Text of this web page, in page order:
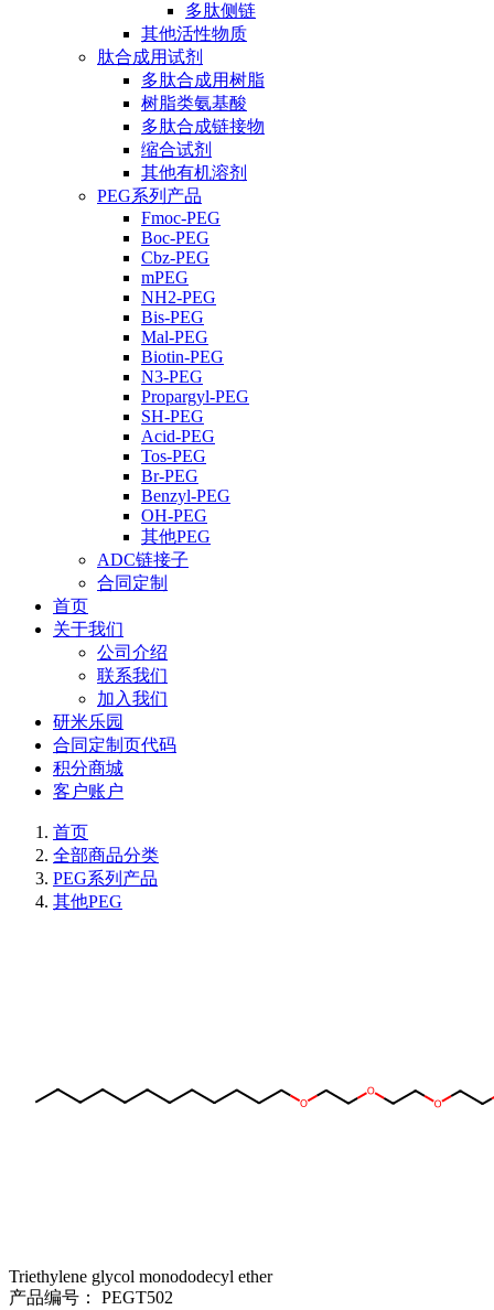
多肽侧链
其他活性物质
肽合成用试剂
多肽合成用树脂
树脂类氨基酸
多肽合成链接物
缩合试剂
其他有机溶剂
PEG系列产品
Fmoc-PEG
Boc-PEG
Cbz-PEG
mPEG
NH2-PEG
Bis-PEG
Mal-PEG
Biotin-PEG
N3-PEG
Propargyl-PEG
SH-PEG
Acid-PEG
Tos-PEG
Br-PEG
Benzyl-PEG
OH-PEG
其他PEG
ADC链接子
合同定制
首页
关于我们
公司介绍
联系我们
加入我们
研米乐园
合同定制页代码
积分商城
客户账户
首页
全部商品分类
PEG系列产品
其他PEG
Triethylene glycol monododecyl ether
产品编号：
PEGT502